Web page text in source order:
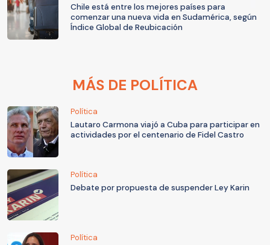
Chile está entre los mejores países para
comenzar una nueva vida en Sudamérica, según
Índice Global de Reubicación
MÁS DE POLÍTICA
Política
Lautaro Carmona viajó a Cuba para participar en
actividades por el centenario de Fidel Castro
Política
Debate por propuesta de suspender Ley Karin
Política